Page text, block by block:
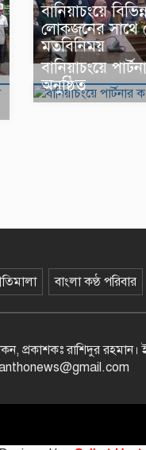
বানিয়াচংয়ে
লোকজনের সাথে
মতবিনিময়
বানিয়াচংয়ে
অনুষ্ঠিত
বাংলা কণ্ঠ পরিবার
প্রকাশকঃ রাশিদুর রহমান।